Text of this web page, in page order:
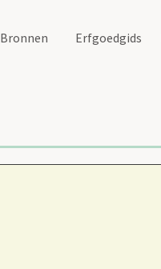
Bronnen Erfgoedgids